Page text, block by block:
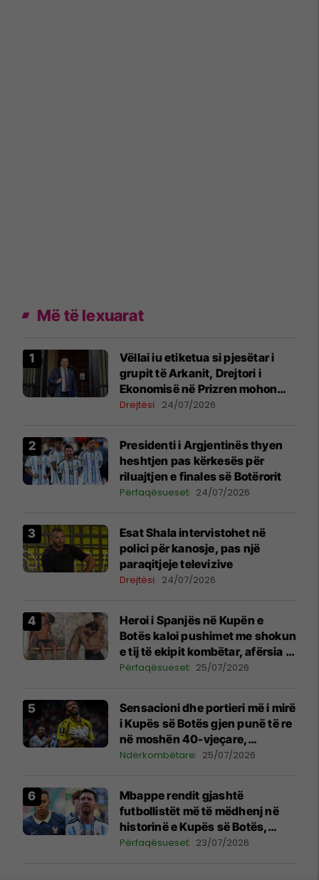
Më të lexuarat
Vëllai iu etiketua si pjesëtar i
grupit të Arkanit, Drejtori i
Ekonomisë në Prizren mohon
pretendimet
Drejtësi 24/07/2026
Presidenti i Argjentinës thyen
heshtjen pas kërkesës për
riluajtjen e finales së Botërorit
Përfaqësueset 24/07/2026
Esat Shala intervistohet në
polici për kanosje, pas një
paraqitjeje televizive
Drejtësi 24/07/2026
Heroi i Spanjës në Kupën e
Botës kaloi pushimet me shokun
e tij të ekipit kombëtar, afërsia e
tyre shkakton reagime të mëdha
Përfaqësueset 25/07/2026
Sensacioni dhe portieri më i mirë
i Kupës së Botës gjen punë të re
në moshën 40-vjeçare,
nënshkruan me klubin ikonik
Ndërkombëtare 25/07/2026
Mbappe rendit gjashtë
futbollistët më të mëdhenj në
historinë e Kupës së Botës,
Messi mbetet i dyti
Përfaqësueset 23/07/2026